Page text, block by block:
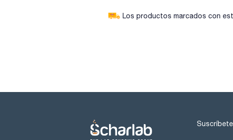
Los productos marcados con